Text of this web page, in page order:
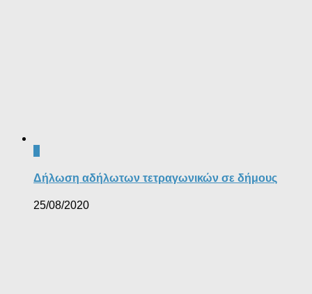
Δήλωση αδήλωτων τετραγωνικών σε δήμους
25/08/2020